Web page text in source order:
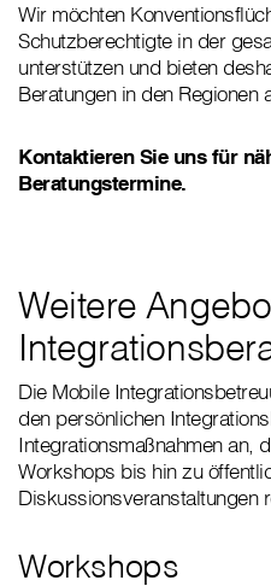
Wir möchten
Schutzberechtigte in der
unterstützen und bieten
Beratungen in den Regionen
Kontaktieren Sie uns für
Beratungstermine.
Weitere
Die Mobile
den persönlichen
Integrationsmaßnahmen an,
Workshops bis hin zu
Diskussionsveranstaltungen
Workshops